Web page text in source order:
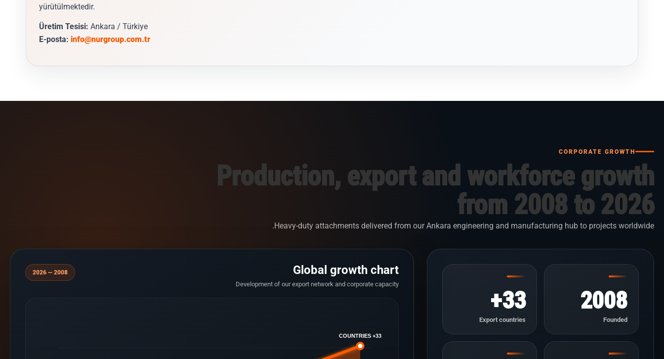
yürütülmektedir.
Üretim Tesisi: Ankara / Türkiye
E-posta: info@nurgroup.com.tr
CORPORATE GROWTH
Production, export and workforce growth
from 2008 to 2026
Heavy-duty attachments delivered from our Ankara engineering and manufacturing hub to projects worldwide.
2008
Founded
33+
Export countries
Global growth chart
Development of our export network and corporate capacity
2008 — 2026
33+ COUNTRIES